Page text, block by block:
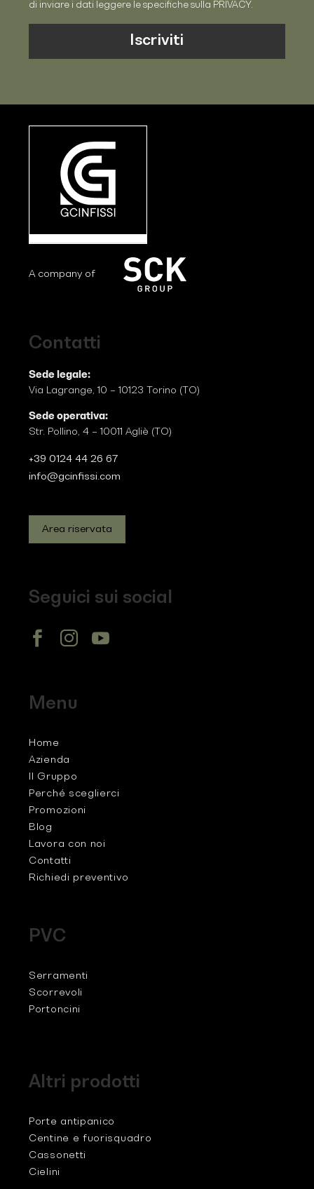
di inviare i dati leggere le specifiche sulla PRIVACY.
A company of
Contatti
Sede legale:
Via Lagrange, 10 – 10123 Torino (TO)
Sede operativa:
Str. Pollino, 4 – 10011 Agliè (TO)
+39 0124 44 26 67
info@gcinfissi.com
Area riservata
Seguici sui social
Menu
Home
Azienda
Il Gruppo
Perché sceglierci
Promozioni
Blog
Lavora con noi
Contatti
Richiedi preventivo
PVC
Serramenti
Scorrevoli
Portoncini
Altri prodotti
Porte antipanico
Centine e fuorisquadro
Cassonetti
Cielini